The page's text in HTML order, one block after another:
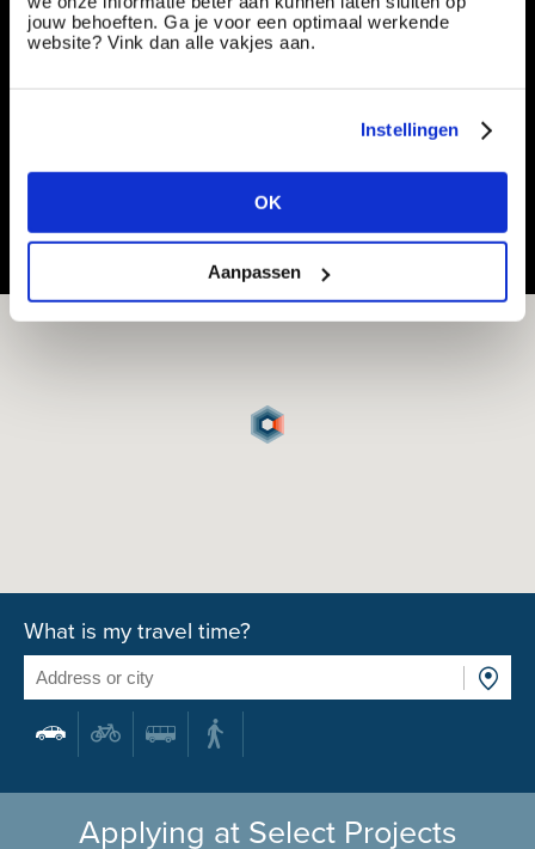
jouw behoeften. Ga je voor een optimaal werkende
website? Vink dan alle vakjes aan.
Instellingen
OK
Aanpassen
Uitvoerder treinbeveiliging | Leidinggeven op
uitdagende projecten | €4.500 - €6.500
Share or save this vacancy
What is my travel time?
Applying at Select Projects